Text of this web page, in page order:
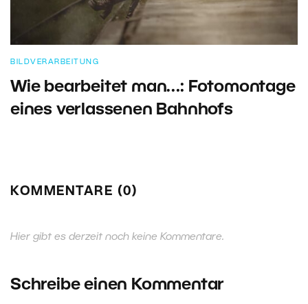
BILDVERARBEITUNG
Wie bearbeitet man…: Fotomontage
eines verlassenen Bahnhofs
KOMMENTARE (0)
Hier gibt es derzeit noch keine Kommentare.
Schreibe einen Kommentar